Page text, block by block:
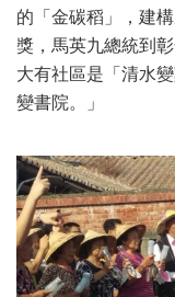
的「金碳稻」，建
獎，馬英九總統到
大有社區是「清水
變書院。」